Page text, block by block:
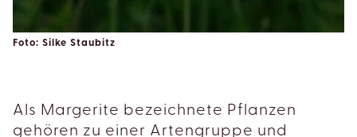
Foto: Silke Staubitz
Als Margerite bezeichnete Pflanzen
gehören zu einer Artengruppe und